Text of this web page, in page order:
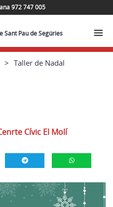
972 747 005
Sant Pau de Segúries
Taller de Nadal
Cívic El Molí